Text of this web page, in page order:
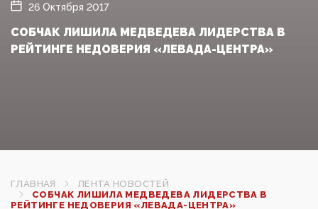
26 Октября 2017
СОБЧАК ЛИШИЛА МЕДВЕДЕВА ЛИДЕРСТВА В
РЕЙТИНГЕ НЕДОВЕРИЯ «ЛЕВАДА-ЦЕНТРА»
ГЛАВНАЯ
ЛЕНТА НОВОСТЕЙ
СОБЧАК ЛИШИЛА МЕДВЕДЕВА ЛИДЕРСТВА В
РЕЙТИНГЕ НЕДОВЕРИЯ «ЛЕВАДА-ЦЕНТРА»